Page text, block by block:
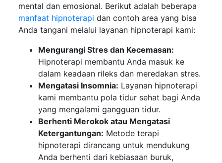
mental dan emosional. Berikut adalah beberapa
manfaat hipnoterapi dan contoh area yang bisa
Anda tangani melalui layanan hipnoterapi kami:
Mengurangi Stres dan Kecemasan:
Hipnoterapi membantu Anda masuk ke
dalam keadaan rileks dan meredakan stres.
Mengatasi Insomnia: Layanan hipnoterapi
kami membantu pola tidur sehat bagi Anda
yang mengalami gangguan tidur.
Berhenti Merokok atau Mengatasi
Ketergantungan: Metode terapi
hipnoterapi dirancang untuk mendukung
Anda berhenti dari kebiasaan buruk,